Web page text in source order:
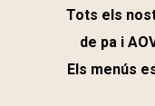
Tots els
de pa i
Els menús